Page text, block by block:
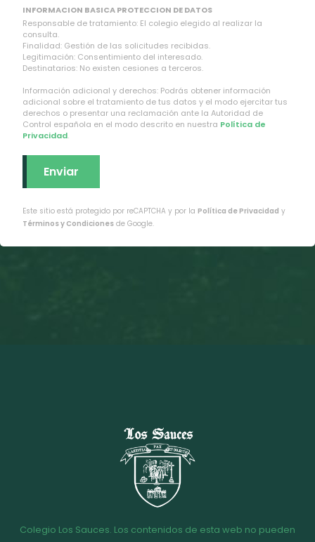
INFORMACION BASICA PROTECCION DE DATOS
Responsable de tratamiento: El colegio elegido al realizar la
consulta.
Finalidad: Gestión de las solicitudes recibidas.
Legitimación: Consentimiento del interesado.
Destinatarios: No existen cesiones a terceros.
Información adicional y derechos: Podrás obtener información
adicional sobre el tratamiento de tus datos y el modo ejercitar tus
derechos o presentar una reclamación ante la Autoridad de
Control española en el modo descrito en nuestra Política de
Privacidad.
Este sitio está protegido por reCAPTCHA y por la Política de Privacidad y
Términos y Condiciones de Google.
Colegio Los Sauces. Los contenidos de esta web no pueden